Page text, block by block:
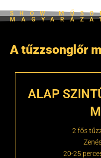
SHOW
A tűzzsonglőr
ALAP
2 fős
20-25